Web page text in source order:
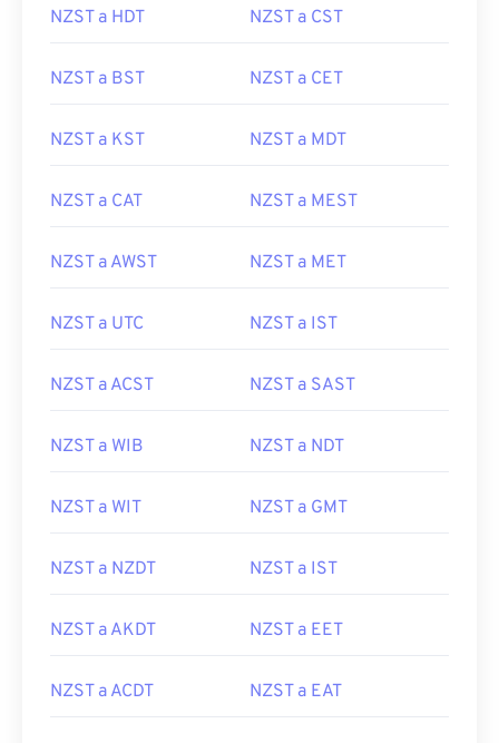
NZST a HDT NZST a CST
NZST a BST NZST a CET
NZST a KST NZST a MDT
NZST a CAT NZST a MEST
NZST a AWST NZST a MET
NZST a UTC NZST a IST
NZST a ACST NZST a SAST
NZST a WIB NZST a NDT
NZST a WIT NZST a GMT
NZST a NZDT NZST a IST
NZST a AKDT NZST a EET
NZST a ACDT NZST a EAT